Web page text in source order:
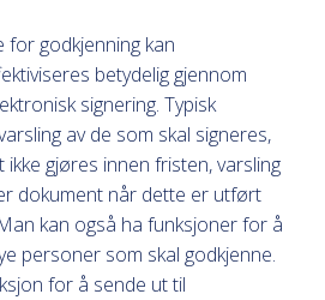
for godkjenning kan
betydelig gjennom
signering. Typisk
av de som skal signeres,
gjøres innen fristen, varsling
dokument når dette er utført
kan også ha funksjoner for å
personer som skal godkjenne.
for å sende ut til